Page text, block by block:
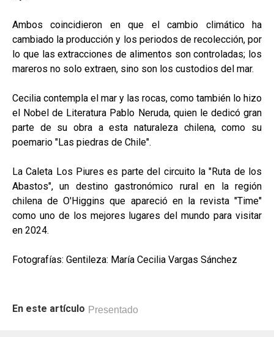
Ambos coincidieron en que el cambio climático ha
cambiado la producción y los periodos de recolección, por
lo que las extracciones de alimentos son controladas; los
mareros no solo extraen, sino son los custodios del mar.
Cecilia contempla el mar y las rocas, como también lo hizo
el Nobel de Literatura Pablo Neruda, quien le dedicó gran
parte de su obra a esta naturaleza chilena, como su
poemario "Las piedras de Chile".
La Caleta Los Piures es parte del circuito la "Ruta de los
Abastos", un destino gastronómico rural en la región
chilena de O'Higgins que apareció en la revista "Time"
como uno de los mejores lugares del mundo para visitar
en 2024.
Fotografías: Gentileza: María Cecilia Vargas Sánchez
En este artículo Presentado